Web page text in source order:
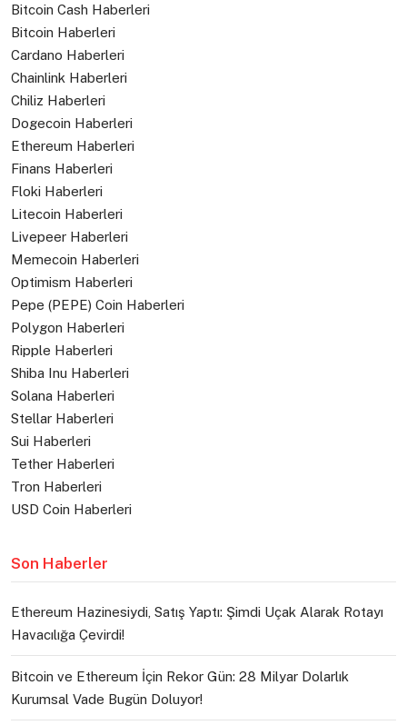
Bitcoin Cash Haberleri
Bitcoin Haberleri
Cardano Haberleri
Chainlink Haberleri
Chiliz Haberleri
Dogecoin Haberleri
Ethereum Haberleri
Finans Haberleri
Floki Haberleri
Litecoin Haberleri
Livepeer Haberleri
Memecoin Haberleri
Optimism Haberleri
Pepe (PEPE) Coin Haberleri
Polygon Haberleri
Ripple Haberleri
Shiba Inu Haberleri
Solana Haberleri
Stellar Haberleri
Sui Haberleri
Tether Haberleri
Tron Haberleri
USD Coin Haberleri
Son Haberler
Ethereum Hazinesiydi, Satış Yaptı: Şimdi Uçak Alarak Rotayı
Havacılığa Çevirdi!
Bitcoin ve Ethereum İçin Rekor Gün: 28 Milyar Dolarlık
Kurumsal Vade Bugün Doluyor!